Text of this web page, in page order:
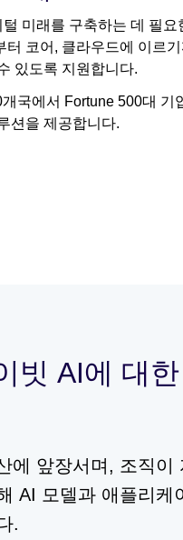
미래를 구축하는 데 필
코어, 클라우드에 이르
있도록 지원합니다.
국에서 Fortune 500대
션을 제공합니다.
빗 AI에 대
에 앞장서며, 조직이
AI 모델과 애플리케
.